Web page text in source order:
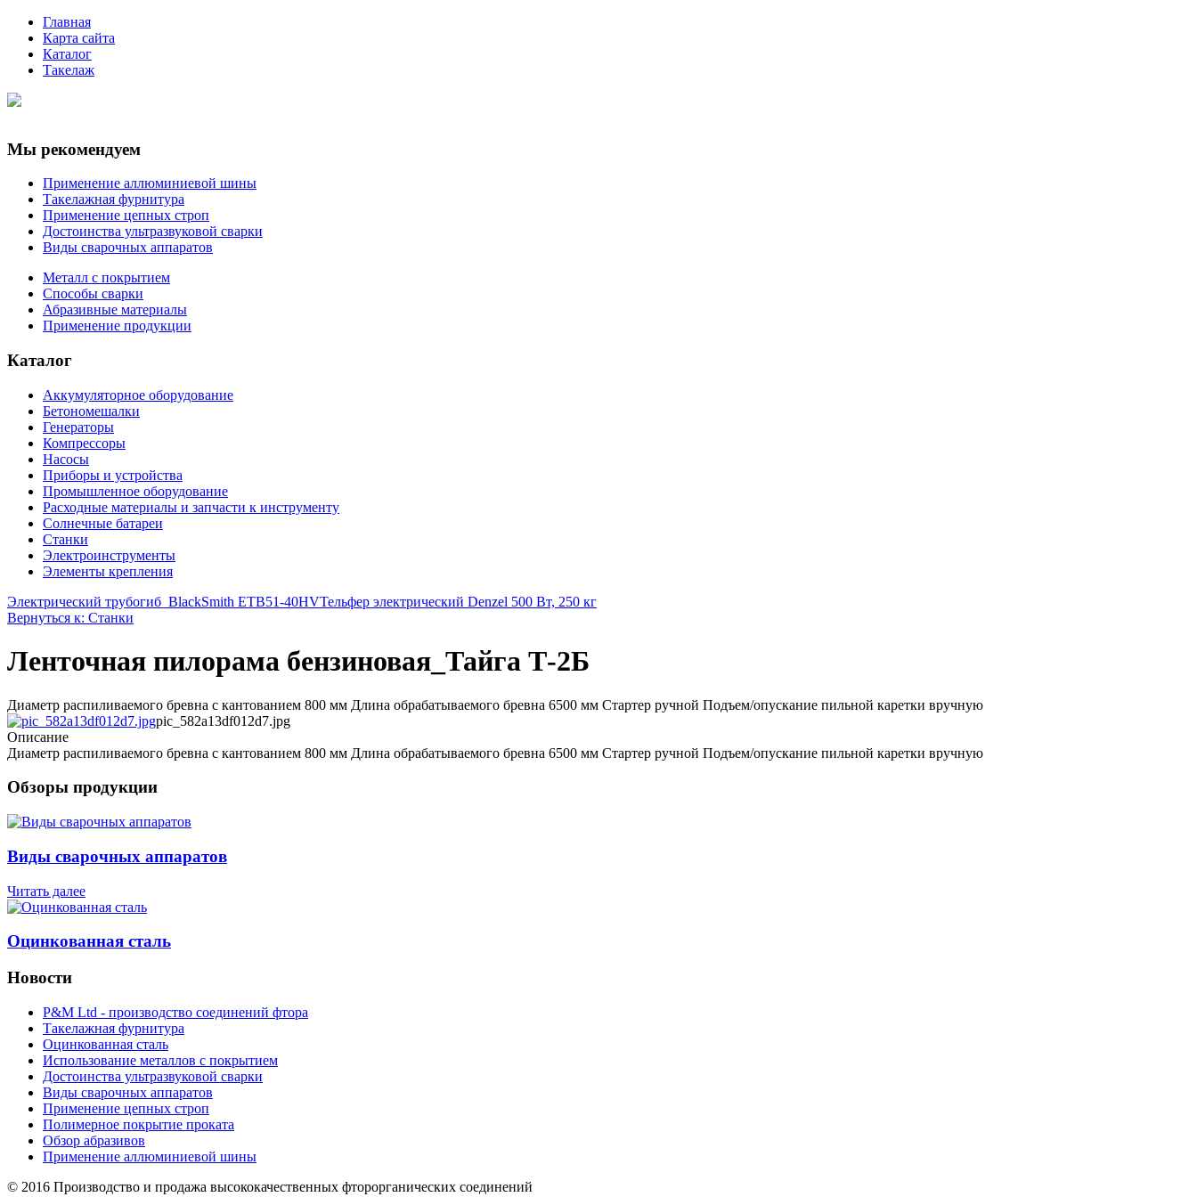
Главная
Карта сайта
Каталог
Такелаж
Мы рекомендуем
Применение аллюминиевой шины
Такелажная фурнитура
Применение цепных строп
Достоинства ультразвуковой сварки
Виды сварочных аппаратов
Металл с покрытием
Способы сварки
Абразивные материалы
Применение продукции
Каталог
Аккумуляторное оборудование
Бетономешалки
Генераторы
Компрессоры
Насосы
Приборы и устройства
Промышленное оборудование
Расходные материалы и запчасти к инструменту
Солнечные батареи
Станки
Электроинструменты
Элементы крепления
Электрический трубогиб_BlackSmith ETB51-40HVТельфер электрический Denzel 500 Вт, 250 кг
Вернуться к: Станки
Ленточная пилорама бензиновая_Тайга Т-2Б
Диаметр распиливаемого бревна с кантованием 800 мм Длина обрабатываемого бревна 6500 мм Стартер ручной Подъем/опускание пильной каретки вручную
pic_582a13df012d7.jpg
Описание
Диаметр распиливаемого бревна с кантованием 800 мм Длина обрабатываемого бревна 6500 мм Стартер ручной Подъем/опускание пильной каретки вручную
Обзоры продукции
Виды сварочных аппаратов
Читать далее
Оцинкованная сталь
Новости
P&M Ltd - производство соединений фтора
Такелажная фурнитура
Оцинкованная сталь
Использование металлов с покрытием
Достоинства ультразвуковой сварки
Виды сварочных аппаратов
Применение цепных строп
Полимерное покрытие проката
Обзор абразивов
Применение аллюминиевой шины
© 2016 Производство и продажа высококачественных фторорганических соединений